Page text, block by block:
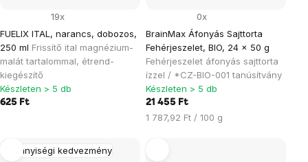
FUELIX ITAL, narancs, dobozos,
250 ml Frissítő ital magnézium-
malát tartalommal, étrend-
kiegészítő
19x
Készleten > 5 db
625 Ft
BrainMax Áfonyás Sajttorta
Fehérjeszelet, BIO, 24 x 50 g
Fehérjeszelet áfonyás sajttorta
ízzel / *CZ-BIO-001 tanúsítvány
0x
Készleten > 5 db
21 455 Ft
Egységár:
1 787,92 Ft / 100 g
Mennyiségi kedvezmény